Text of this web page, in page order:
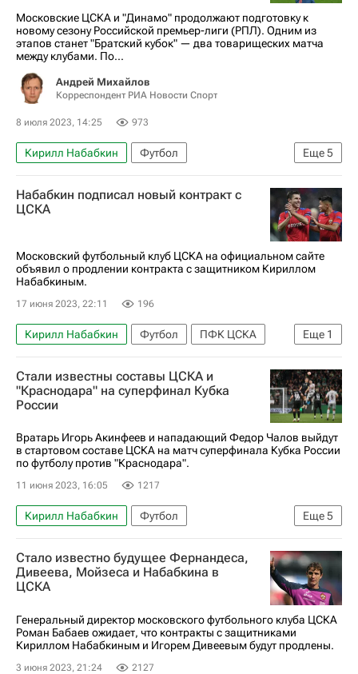
Московские ЦСКА и "Динамо" продолжают подготовку к
новому сезону Российской премьер-лиги (РПЛ). Одним из
этапов станет "Братский кубок" — два товарищеских матча
между клубами. По...
Андрей Михайлов
Корреспондент РИА Новости Спорт
8 июля 2023, 14:25 973
Еще5
Кирилл Набабкин
Футбол
Интервью РИА Спорт
ПФК ЦСКА
Сейду Думбия
Авторы РИА Новости Спорт
Набабкин подписал новый контракт с
ЦСКА
Московский футбольный клуб ЦСКА на официальном сайте
объявил о продлении контракта с защитником Кириллом
Набабкиным.
17 июня 2023, 22:11 196
Еще 1
Кирилл Набабкин Футбол
ПФК ЦСКА
РПЛ 2026-2027 (Чемпионат России по футболу)
Стали известны составы ЦСКА и
"Краснодара" на суперфинал Кубка
России
Вратарь Игорь Акинфеев и нападающий Федор Чалов выйдут
в стартовом составе ЦСКА на матч суперфинала Кубка России
по футболу против "Краснодара".
11 июня 2023, 16:05 1217
Еще5
Кирилл Набабкин
Футбол
Игорь Акинфеев
Федор Чалов
ПФК ЦСКА
Краснодар
Кубок России по футболу
Стало известно будущее Фернандеса,
Дивеева, Мойзеса и Набабкина в
ЦСКА
Генеральный директор московского футбольного клуба ЦСКА
Роман Бабаев ожидает, что контракты с защитниками
Кириллом Набабкиным и Игорем Дивеевым будут продлены.
3 июня 2023, 21:24 2127